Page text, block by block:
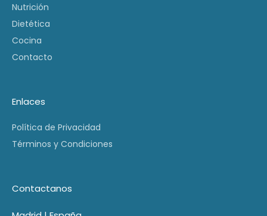
Nutrición
Dietética
Cocina
Contacto
Enlaces
Política de Privacidad
Términos y Condiciones
Contactanos